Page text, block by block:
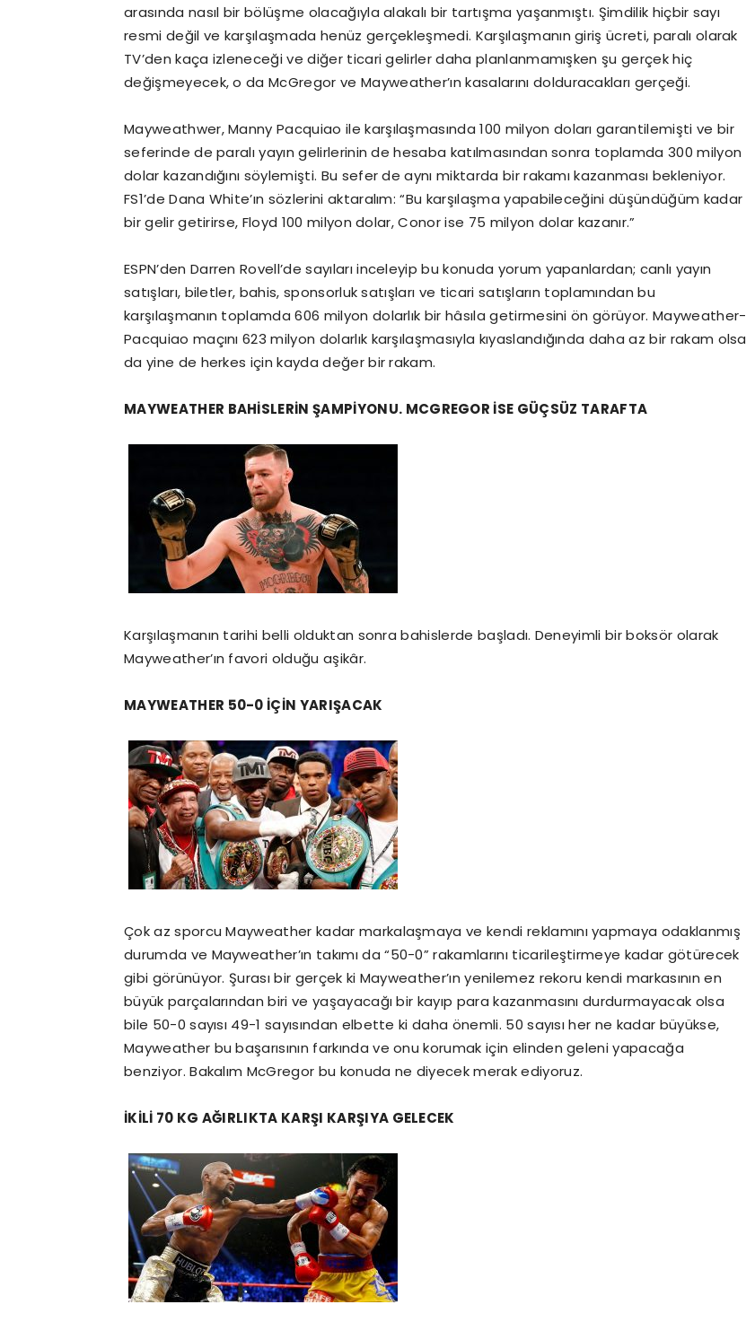
arasında nasıl bir bölüşme olacağıyla alakalı bir tartışma yaşanmıştı. Şimdilik hiçbir sayı
resmi değil ve karşılaşmada henüz gerçekleşmedi. Karşılaşmanın giriş ücreti, paralı olarak
TV’den kaça izleneceği ve diğer ticari gelirler daha planlanmamışken şu gerçek hiç
değişmeyecek, o da McGregor ve Mayweather’ın kasalarını dolduracakları gerçeği.
Mayweathwer, Manny Pacquiao ile karşılaşmasında 100 milyon doları garantilemişti ve bir
seferinde de paralı yayın gelirlerinin de hesaba katılmasından sonra toplamda 300 milyon
dolar kazandığını söylemişti. Bu sefer de aynı miktarda bir rakamı kazanması bekleniyor.
FS1’de Dana White’ın sözlerini aktaralım: “Bu karşılaşma yapabileceğini düşündüğüm kadar
bir gelir getirirse, Floyd 100 milyon dolar, Conor ise 75 milyon dolar kazanır.”
ESPN’den Darren Rovell’de sayıları inceleyip bu konuda yorum yapanlardan; canlı yayın
satışları, biletler, bahis, sponsorluk satışları ve ticari satışların toplamından bu
karşılaşmanın toplamda 606 milyon dolarlık bir hâsıla getirmesini ön görüyor. Mayweather-
Pacquiao maçını 623 milyon dolarlık karşılaşmasıyla kıyaslandığında daha az bir rakam olsa
da yine de herkes için kayda değer bir rakam.
MAYWEATHER BAHİSLERİN ŞAMPİYONU. MCGREGOR İSE GÜÇSÜZ TARAFTA
Karşılaşmanın tarihi belli olduktan sonra bahislerde başladı. Deneyimli bir boksör olarak
Mayweather’ın favori olduğu aşikâr.
MAYWEATHER 50-0 İÇİN YARIŞACAK
Çok az sporcu Mayweather kadar markalaşmaya ve kendi reklamını yapmaya odaklanmış
durumda ve Mayweather’ın takımı da “50-0” rakamlarını ticarileştirmeye kadar götürecek
gibi görünüyor. Şurası bir gerçek ki Mayweather’ın yenilemez rekoru kendi markasının en
büyük parçalarından biri ve yaşayacağı bir kayıp para kazanmasını durdurmayacak olsa
bile 50-0 sayısı 49-1 sayısından elbette ki daha önemli. 50 sayısı her ne kadar büyükse,
Mayweather bu başarısının farkında ve onu korumak için elinden geleni yapacağa
benziyor. Bakalım McGregor bu konuda ne diyecek merak ediyoruz.
İKİLİ 70 KG AĞIRLIKTA KARŞI KARŞIYA GELECEK